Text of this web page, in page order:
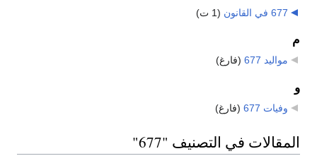
677 في القانون (1 ت)
م
مواليد 677 (فارغ)
و
وفيات 677 (فارغ)
المقالات في التصنيف "677"